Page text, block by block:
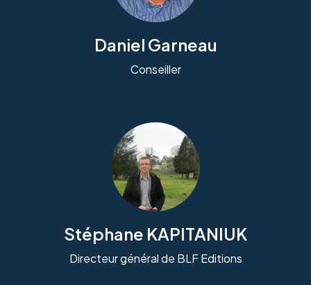
Daniel Garneau
Conseiller
Stéphane KAPITANIUK
Directeur général de BLF Editions